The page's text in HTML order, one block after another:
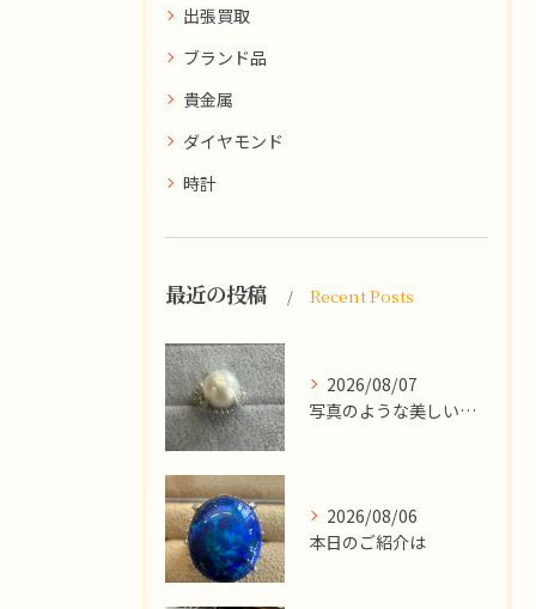
出張買取
ブランド品
貴金属
ダイヤモンド
時計
最近の投稿 Recent Posts
2026/08/07
写真のような美しい大粒のパールリングですが、
2026/08/06
本日のご紹介は